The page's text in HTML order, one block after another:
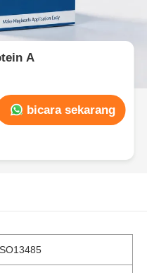
A
bicara sekarang